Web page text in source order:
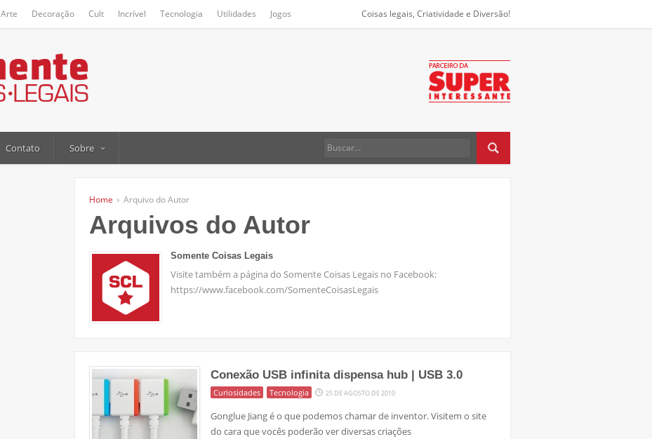
Arte Decoração Cult Incrível Tecnologia Utilidades Jogos Coisas legais, Criatividade e Diversão!
Contato Sobre
Home Arquivo do Autor
Arquivos do Autor
Somente Coisas Legais
Visite também a página do Somente Coisas Legais no Facebook:
https://www.facebook.com/SomenteCoisasLegais
Conexão USB infinita dispensa hub | USB 3.0
Curiosidades Tecnologia 25 DE AGOSTO DE 2010
Gonglue Jiang é o que podemos chamar de inventor. Visitem o site
do cara que vocês poderão ver diversas criações